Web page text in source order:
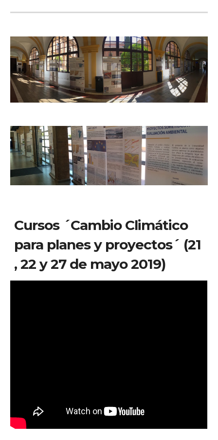
Cursos ´Cambio Climático
para planes y proyectos´ (21
, 22 y 27 de mayo 2019)